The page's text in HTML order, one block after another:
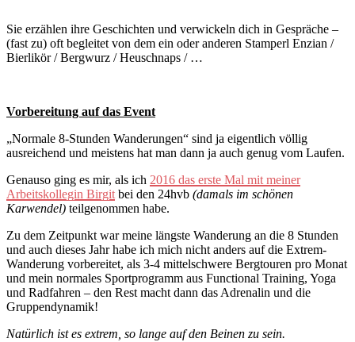
Sie erzählen ihre Geschichten und verwickeln dich in Gespräche –
(fast zu) oft begleitet von dem ein oder anderen Stamperl Enzian /
Bierlikör / Bergwurz / Heuschnaps / …
Vorbereitung auf das Event
„Normale 8-Stunden Wanderungen“ sind ja eigentlich völlig
ausreichend und meistens hat man dann ja auch genug vom Laufen.
Genauso ging es mir, als ich 2016 das erste Mal mit meiner
Arbeitskollegin Birgitbei den 24hvb (damals im schönen
Karwendel) teilgenommen habe.
Zu dem Zeitpunkt war meine längste Wanderung an die 8 Stunden
und auch dieses Jahr habe ich mich nicht anders auf die Extrem-
Wanderung vorbereitet, als 3-4 mittelschwere Bergtouren pro Monat
und mein normales Sportprogramm aus Functional Training, Yoga
und Radfahren – den Rest macht dann das Adrenalin und die
Gruppendynamik!
Natürlich ist es extrem, so lange auf den Beinen zu sein.